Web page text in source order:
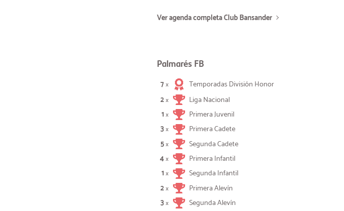
Ver agenda completa Club Bansander
Palmarés FB
7×
Temporadas División Honor
2×
Liga Nacional
1×
Primera Juvenil
3×
Primera Cadete
5×
Segunda Cadete
4×
Primera Infantil
1×
Segunda Infantil
2×
Primera Alevín
3×
Segunda Alevín